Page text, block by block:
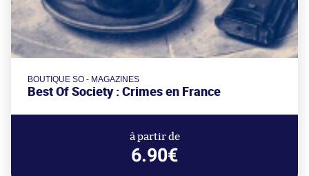
BOUTIQUE SO - MAGAZINES
Best Of Society : Crimes en France
à partir de
6.90€